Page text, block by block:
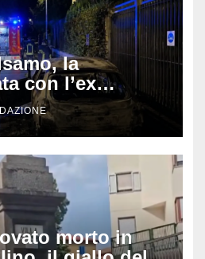
la
con l’ex
35enne
e la morte
morto in